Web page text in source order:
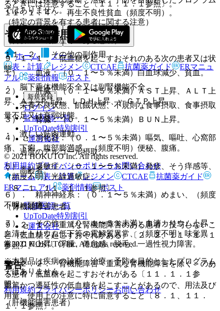
るときには注意すること〔１１．１．１参照〕。
（特定の背景を有する患者に関する注意）
（合併症・既往歴等のある患者）
９．１．１． 低血糖を起こすおそれのある次の患者又は状
態。
・ 脳下垂体機能不全又は副腎機能不全。
・ 栄養不良状態、飢餓状態、不規則な食事摂取、食事摂取
量不足又は衰弱状態。
・ 激しい筋肉運動。
・ 過度のアルコール摂取。
・ 高齢者。
〔８．１、１１．１．１参照〕。
（腎機能障害患者）
９．２．１． 重篤な腎機能障害のある患者：投与しないこ
と（低血糖を起こすおそれがある）〔２．２、１１．１．１
参照〕。
９．２．２． 腎機能障害＜重篤な腎機能障害を除く＞のあ
る患者：低血糖を起こすおそれがある〔１１．１．１参
照〕。
（肝機能障害患者）
１１．１．４． 再生不良性貧血（頻度不明）。
その他の副作用
１１．２． その他の副作用
１）． 血液：（０．１〜５％未満）白血球減少、貧血。
２）． 肝臓：（０．１〜５％未満）ＡＳＴ上昇、ＡＬＴ上
昇、Ａｌ−Ｐ上昇、ＬＤＨ上昇、γ−ＧＴＰ上昇。
３）． 腎臓：（０．１〜５％未満）ＢＵＮ上昇。
４）． 消化器：（０．１〜５％未満）嘔気、嘔吐、心窩部
痛、下痢、腹部膨満感、（頻度不明）便秘、腹痛。
５）． 過敏症：（０．１〜５％未満）発疹、そう痒感等、
（頻度不明）光線過敏症。
６）． 精神神経系：（０．１〜５％未満）めまい、（頻度
不明）頭痛。
７）． その他：（０．１〜５％未満）血清カリウム上昇・
血清ナトリウム低下等の電解質異常、（頻度不明）味覚異
常、ＣＫ上昇、浮腫、倦怠感、脱毛、一過性視力障害。
警告
重篤かつ遷延性の低血糖を起こすことがあるので、用法及び
用量、使用上の注意に特に留意すること〔８．１、１１．
１．１参照〕。
ではありません。
ホーム
ノート
表・計算
レジメン CTCAE 抗菌薬ガイド
ERマニュ
アル
薬剤情報 ポスト
新規登録
ログイン
監修医師一覧
UpToDate特別割引
運営会社
© 2021 HOKUTO Inc. All rights reserved.
利用規約プライバシーポリシーお問い合わせ
ホーム
表・計算 レジメン CTCAE
抗菌薬ガイド
ERマニュアル
薬剤情報 ポスト
監修医師一覧
UpToDate特別割引
運営会社
© 2021 HOKUTO Inc. All rights reserved.
※本製品は疾病の診断・治療・予防を目的としたプログラム
ではありません。
利用規約プライバシーポリシーお問い合わせ